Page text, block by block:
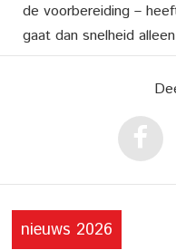
de voorbereiding –
gaat dan snelheid
nieuws 2026